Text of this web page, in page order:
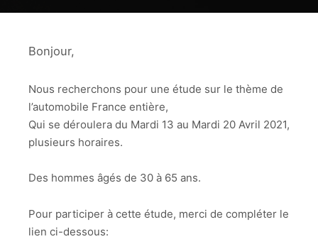
Bonjour,
Nous recherchons pour une étude sur le thème de
l’automobile France entière,
Qui se déroulera du Mardi 13 au Mardi 20 Avril 2021,
plusieurs horaires.
Des hommes âgés de 30 à 65 ans.
Pour participer à cette étude, merci de compléter le
lien ci-dessous: